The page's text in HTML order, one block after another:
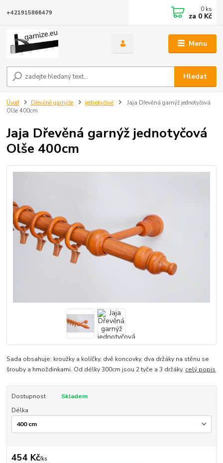
Menu
Hledat
+421915866479 0 ks
za 0 Kč
Úvod Dřevěné garnýže jednotyčové
Jaja Dřevěná garnýž jednotyčová
Olše 400cm
Jaja Dřevěná garnýž jednotyčová
Olše 400cm
Sada obsahuje: kroužky a kolíčky, dvě koncovky, dva držáky na stěnu se
šrouby a hmoždinkami. Od délky 300cm jsou 2 tyče a 3 držáky. celý popis
Dostupnost
Skladem
Délka
454 Kč/ks